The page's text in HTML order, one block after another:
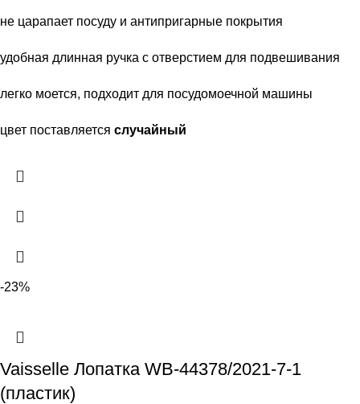
не царапает посуду и антипригарные покрытия
удобная длинная ручка с отверстием для подвешивания
легко моется, подходит для посудомоечной машины
цвет поставляется случайный
-23%
Vaisselle Лопатка WB-44378/2021-7-1
(пластик)